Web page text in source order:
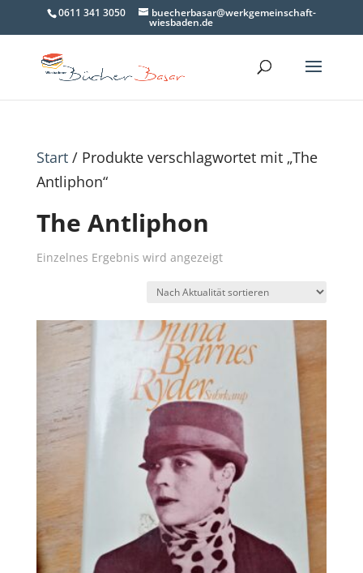
0611 341 3050 buecherbasar@werkgemeinschaft-
wiesbaden.de
Start/ Produkte verschlagwortet mit „The
Antliphon“
The Antliphon
Einzelnes Ergebnis wird angezeigt